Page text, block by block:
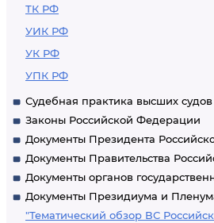
ТК РФ
УИК РФ
УК РФ
УПК РФ
Судебная практика высших
Законы Российской Федерации
Документы Президента
Документы Правительства
Документы органов
Документы Президиума и
"Тематический обзор ВС